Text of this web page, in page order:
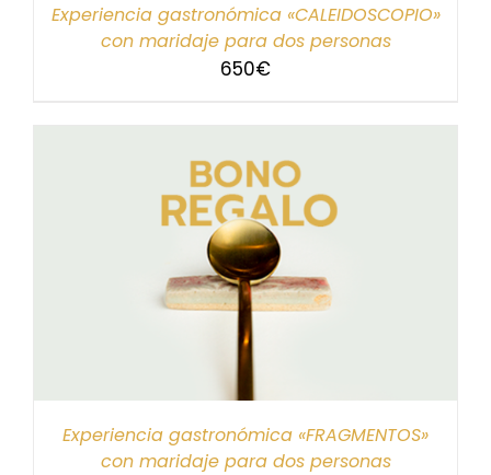
Experiencia gastronómica «CALEIDOSCOPIO»
con maridaje para dos personas
650€
Experiencia gastronómica «FRAGMENTOS»
con maridaje para dos personas